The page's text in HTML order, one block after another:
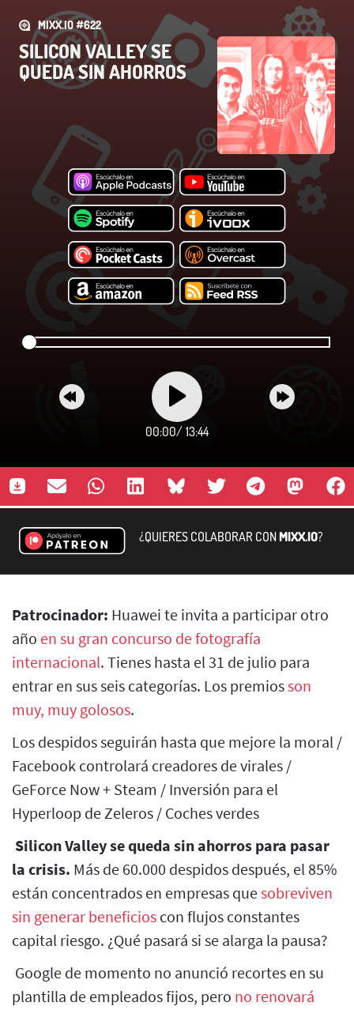
MIXX.IO #622
SILICON VALLEY SE
QUEDA SIN AHORROS
00:00/ 13:44
¿QUIERES COLABORAR CONMIXX.IO?
Patrocinador: Huawei te invita a participar otro
año en su gran concurso de fotografía
internacional. Tienes hasta el 31 de julio para
entrar en sus seis categorías. Los premiosson
muy, muy golosos.
Los despidos seguirán hasta que mejore la moral /
Facebook controlará creadores de virales /
GeForce Now + Steam / Inversión para el
Hyperloop de Zeleros / Coches verdes
Silicon Valley se queda sin ahorros para pasar
la crisis. Más de 60.000 despidos después, el 85%
están concentrados en empresas quesobreviven
sin generar beneficios con flujos constantes
capital riesgo. ¿Qué pasará si se alarga la pausa?
Google de momento no anunció recortes en su
plantilla de empleados fijos, pero no renovará